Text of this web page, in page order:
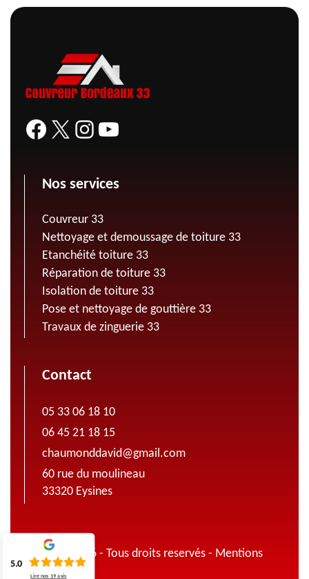
Nos services
Couvreur 33
Nettoyage et demoussage de toiture 33
Etanchéité toiture 33
Réparation de toiture 33
Isolation de toiture 33
Pose et nettoyage de gouttière 33
Travaux de zinguerie 33
Contact
05 33 06 18 10
06 45 21 18 15
chaumonddavid@gmail.com
60 rue du moulineau
33320 Eysines
© 2022 - 2026 - Tous droits reservés - Mentions
légales
5.0
Lire nos 19 avis